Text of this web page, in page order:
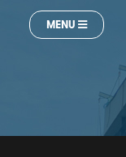
MENU